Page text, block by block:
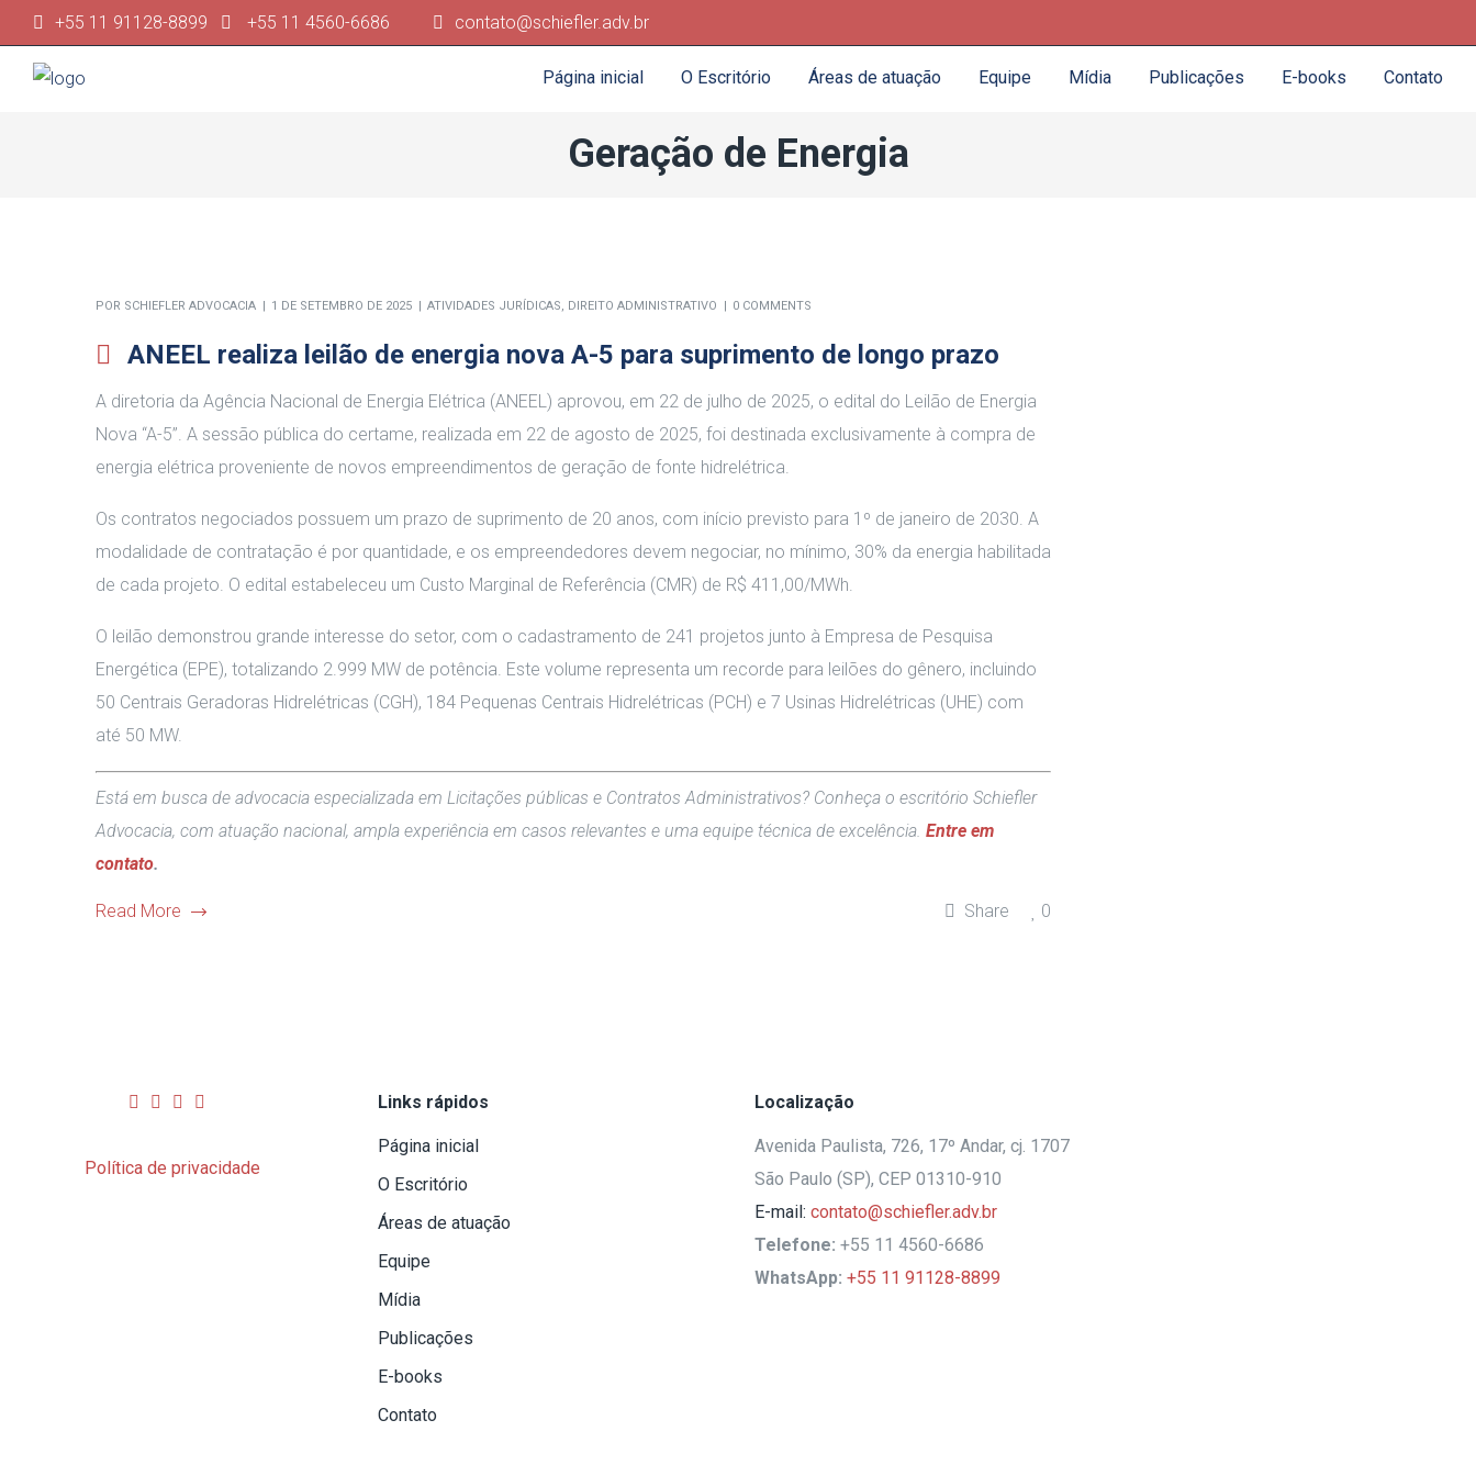
+55 11 91128-8899 +55 11 4560-6686 contato@schiefler.adv.br
Página inicial O Escritório Áreas de atuação Equipe Mídia Publicações E-books Contato
Geração de Energia
POR SCHIEFLER ADVOCACIA 1 DE SETEMBRO DE 2025 ATIVIDADES JURÍDICAS, DIREITO ADMINISTRATIVO 0 COMMENTS
ANEEL realiza leilão de energia nova A-5 para suprimento de longo prazo
A diretoria da Agência Nacional de Energia Elétrica (ANEEL) aprovou, em 22 de julho de 2025, o edital do Leilão de Energia
Nova “A-5”. A sessão pública do certame, realizada em 22 de agosto de 2025, foi destinada exclusivamente à compra de
energia elétrica proveniente de novos empreendimentos de geração de fonte hidrelétrica.
Os contratos negociados possuem um prazo de suprimento de 20 anos, com início previsto para 1º de janeiro de 2030. A
modalidade de contratação é por quantidade, e os empreendedores devem negociar, no mínimo, 30% da energia habilitada
de cada projeto. O edital estabeleceu um Custo Marginal de Referência (CMR) de R$ 411,00/MWh.
O leilão demonstrou grande interesse do setor, com o cadastramento de 241 projetos junto à Empresa de Pesquisa
Energética (EPE), totalizando 2.999 MW de potência. Este volume representa um recorde para leilões do gênero, incluindo
50 Centrais Geradoras Hidrelétricas (CGH), 184 Pequenas Centrais Hidrelétricas (PCH) e 7 Usinas Hidrelétricas (UHE) com
até 50 MW.
Está em busca de advocacia especializada em Licitações públicas e Contratos Administrativos? Conheça o escritório Schiefler
Advocacia, com atuação nacional, ampla experiência em casos relevantes e uma equipe técnica de excelência. Entre em
contato.
Read More Share 0
Política de privacidade
Links rápidos
Página inicial
O Escritório
Áreas de atuação
Equipe
Mídia
Publicações
E-books
Contato
Localização
Avenida Paulista, 726, 17º Andar, cj. 1707
São Paulo (SP), CEP 01310-910
E-mail: contato@schiefler.adv.br
Telefone: +55 11 4560-6686
WhatsApp: +55 11 91128-8899